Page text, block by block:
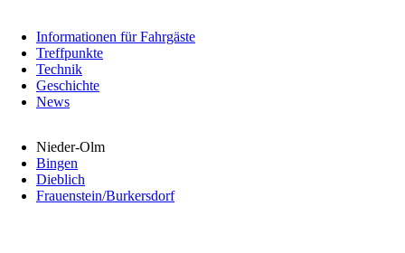
überspringenInformationen für Fahrgäste
Treffpunkte
Technik
Geschichte
News
überspringen
Nieder-Olm
Bingen
Dieblich
Frauenstein/Burkersdorf